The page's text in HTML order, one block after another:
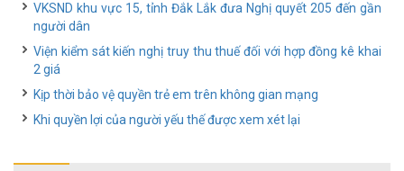
VKSND khu vực 15, tỉnh Đắk Lắk đưa Nghị quyết 205 đến gần
người dân
Viện kiểm sát kiến nghị truy thu thuế đối với hợp đồng kê khai
2 giá
Kịp thời bảo vệ quyền trẻ em trên không gian mạng
Khi quyền lợi của người yếu thế được xem xét lại